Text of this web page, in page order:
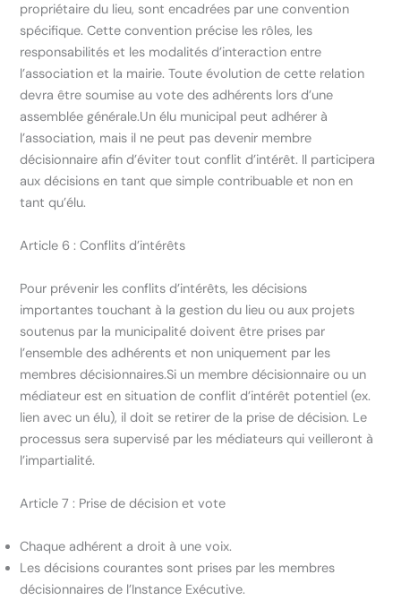
propriétaire du lieu, sont encadrées par une convention
spécifique. Cette convention précise les rôles, les
responsabilités et les modalités d’interaction entre
l’association et la mairie. Toute évolution de cette relation
devra être soumise au vote des adhérents lors d’une
assemblée générale.Un élu municipal peut adhérer à
l’association, mais il ne peut pas devenir membre
décisionnaire afin d’éviter tout conflit d’intérêt. Il participera
aux décisions en tant que simple contribuable et non en
tant qu’élu.
Article 6 : Conflits d’intérêts
Pour prévenir les conflits d’intérêts, les décisions
importantes touchant à la gestion du lieu ou aux projets
soutenus par la municipalité doivent être prises par
l’ensemble des adhérents et non uniquement par les
membres décisionnaires.Si un membre décisionnaire ou un
médiateur est en situation de conflit d’intérêt potentiel (ex.
lien avec un élu), il doit se retirer de la prise de décision. Le
processus sera supervisé par les médiateurs qui veilleront à
l’impartialité.
Article 7 : Prise de décision et vote
Chaque adhérent a droit à une voix.
Les décisions courantes sont prises par les membres
décisionnaires de l’Instance Exécutive.